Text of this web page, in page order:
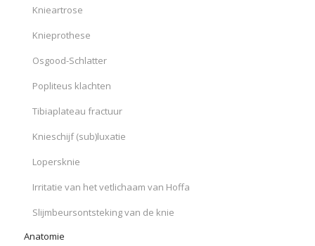
Knieartrose
Knieprothese
Osgood-Schlatter
Popliteus klachten
Tibiaplateau fractuur
Knieschijf (sub)luxatie
Lopersknie
Irritatie van het vetlichaam van Hoffa
Slijmbeursontsteking van de knie
Anatomie